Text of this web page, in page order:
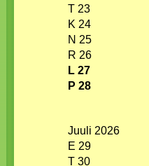
T 23
K 24
N 25
R 26
L 27
P 28
Juuli 2026
E 29
T 30